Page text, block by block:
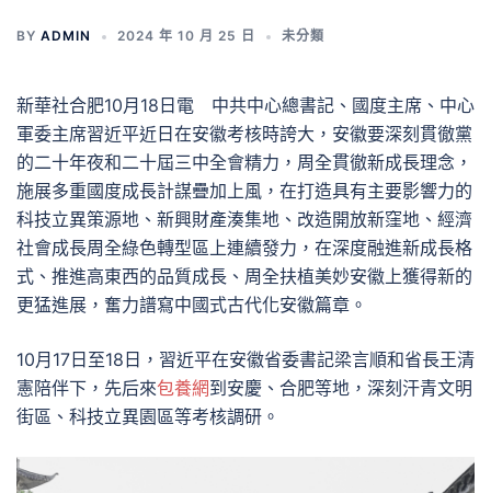
BY ADMIN 2024 年 10 月 25 日 未分類
新華社合肥10月18日電 中共中心總書記、國度主席、中心
軍委主席習近平近日在安徽考核時誇大，安徽要深刻貫徹黨
的二十年夜和二十屆三中全會精力，周全貫徹新成長理念，
施展多重國度成長計謀疊加上風，在打造具有主要影響力的
科技立異策源地、新興財產湊集地、改造開放新窪地、經濟
社會成長周全綠色轉型區上連續發力，在深度融進新成長格
式、推進高東西的品質成長、周全扶植美妙安徽上獲得新的
更猛進展，奮力譜寫中國式古代化安徽篇章。
10月17日至18日，習近平在安徽省委書記梁言順和省長王清
憲陪伴下，先后來包養網到安慶、合肥等地，深刻汗青文明
街區、科技立異園區等考核調研。